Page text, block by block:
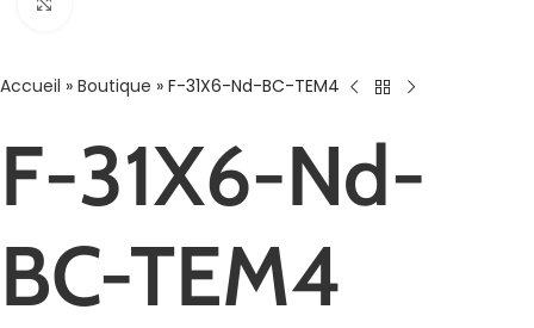
Accueil » Boutique » F-31X6-Nd-BC-TEM4
F-31X6-Nd-
BC-TEM4